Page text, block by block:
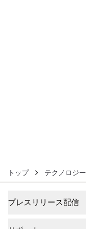
トップ テクノロジ
プレスリリース配信